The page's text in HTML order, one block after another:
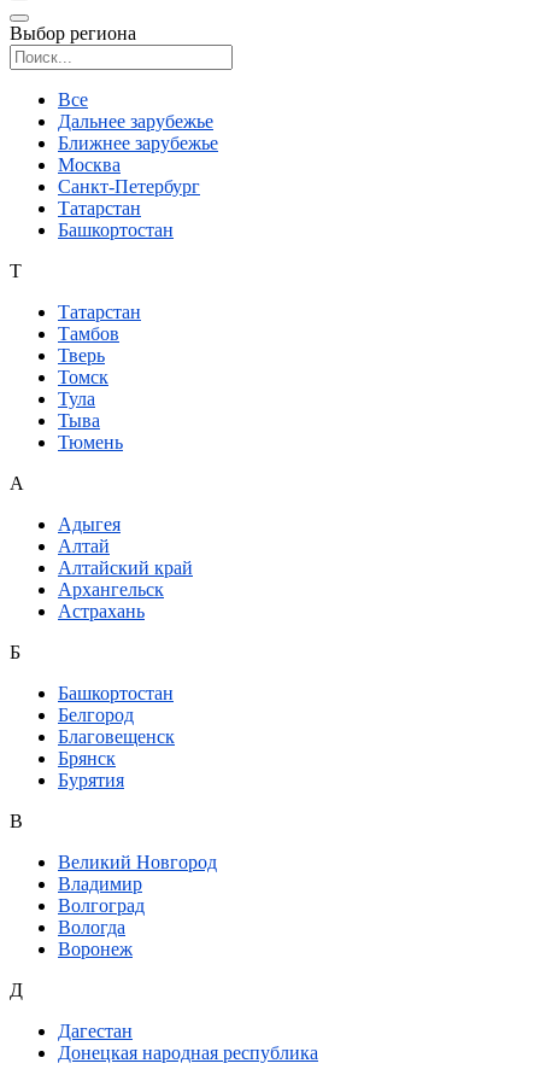
Выбор региона
Все
Дальнее зарубежье
Ближнее зарубежье
Москва
Санкт-Петербург
Татарстан
Башкортостан
Т
Татарстан
Тамбов
Тверь
Томск
Тула
Тыва
Тюмень
А
Адыгея
Алтай
Алтайский край
Архангельск
Астрахань
Б
Башкортостан
Белгород
Благовещенск
Брянск
Бурятия
В
Великий Новгород
Владимир
Волгоград
Вологда
Воронеж
Д
Дагестан
Донецкая народная республика